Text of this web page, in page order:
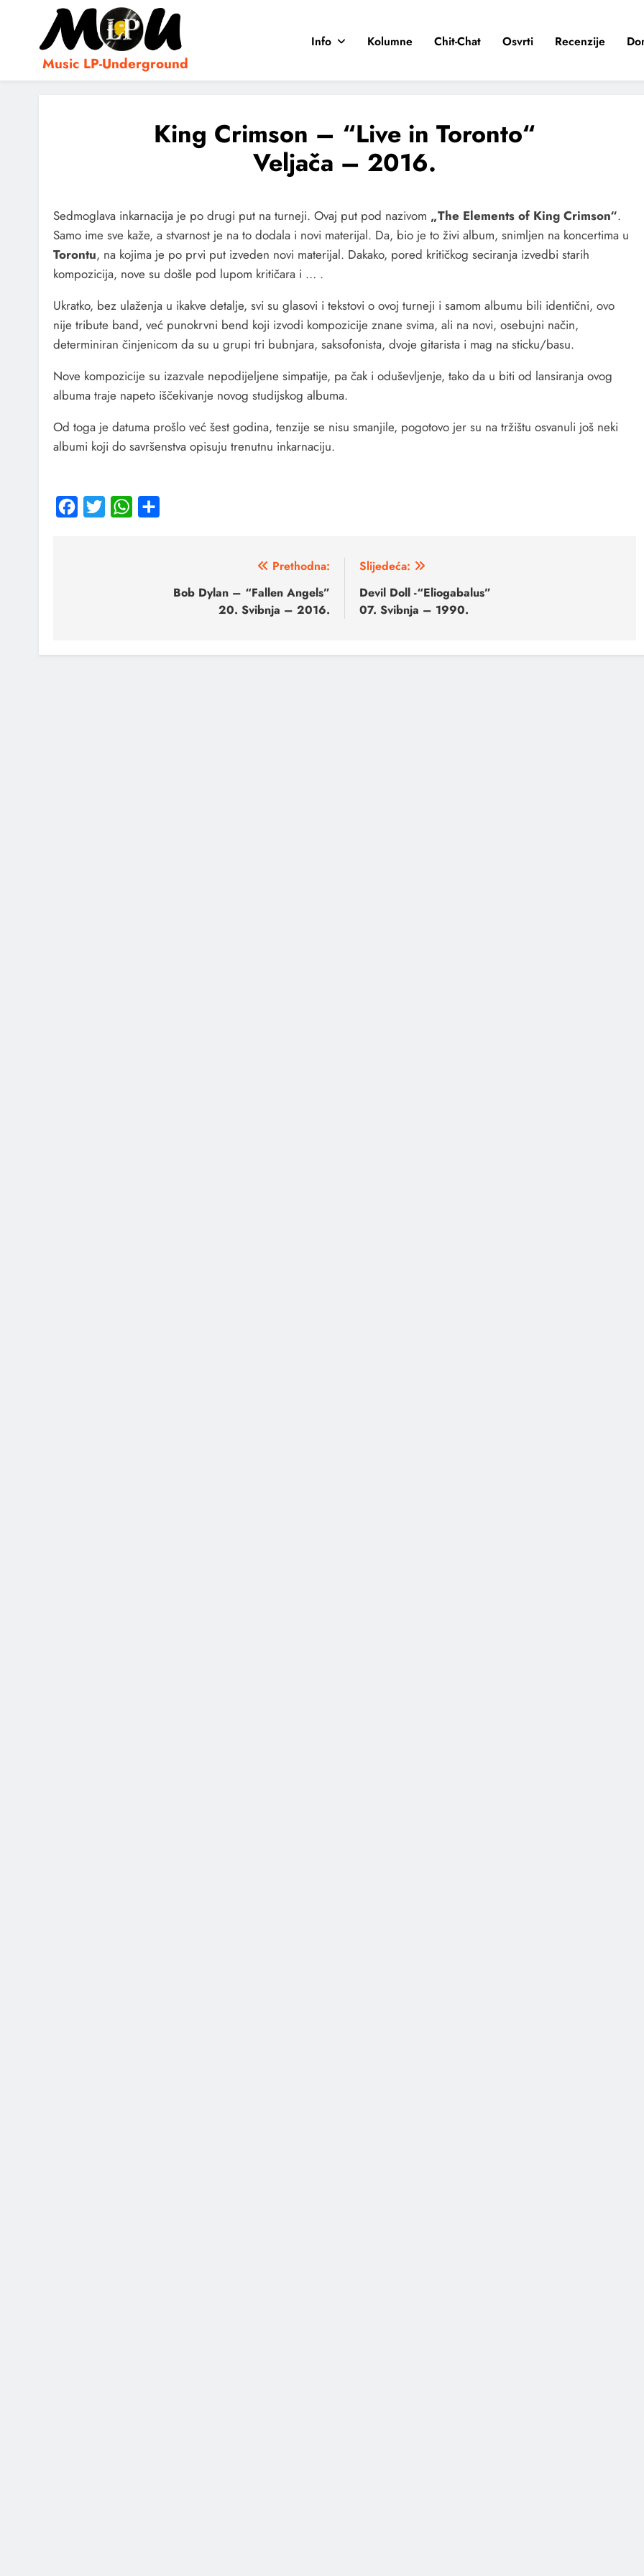
Music LP-Underground
Info Kolumne Chit-Chat Osvrti Recenzije
King Crimson – “Live in Toronto“
Veljača – 2016.
Sedmoglava inkarnacija je po drugi put na turneji. Ovaj put pod nazivom „The Elements of King Crimson“.
Samo ime sve kaže, a stvarnost je na to dodala i novi materijal. Da, bio je to živi album, snimljen na koncertima u
Torontu, na kojima je po prvi put izveden novi materijal. Dakako, pored kritičkog seciranja izvedbi starih
kompozicija, nove su došle pod lupom kritičara i … .
Ukratko, bez ulaženja u ikakve detalje, svi su glasovi i tekstovi o ovoj turneji i samom albumu bili identični, ovo
nije tribute band, već punokrvni bend koji izvodi kompozicije znane svima, ali na novi, osebujni način,
determiniran činjenicom da su u grupi tri bubnjara, saksofonista, dvoje gitarista i mag na sticku/basu.
Nove kompozicije su izazvale nepodijeljene simpatije, pa čak i oduševljenje, tako da u biti od lansiranja ovog
albuma traje napeto iščekivanje novog studijskog albuma.
Od toga je datuma prošlo već šest godina, tenzije se nisu smanjile, pogotovo jer su na tržištu osvanuli još neki
albumi koji do savršenstva opisuju trenutnu inkarnaciju.
Facebook
Twitter WhatsApp
Prethodna:
Bob Dylan – “Fallen Angels”
20. Svibnja – 2016.
Slijedeća:
Devil Doll -“Eliogabalus”
07. Svibnja – 1990.